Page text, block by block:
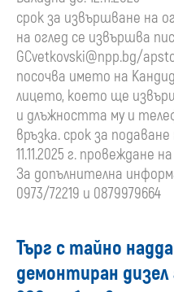
срок за извършване на
на оглед се извършва
GCvetkovski@npp.bg/
посочва името на
лицето, което ще
и длъжността му и
връзка. срок за
11.11.2025 г. провеждане
За допълнителна
0973/72219 и 0879979664
Търг с тайно
демонтиран